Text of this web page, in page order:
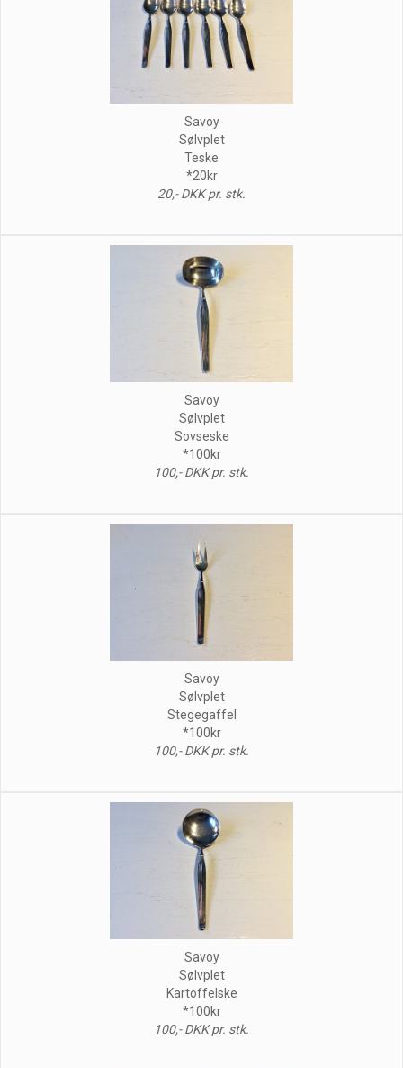
Savoy
Sølvplet
Teske
*20kr
20,- DKK pr. stk.
Savoy
Sølvplet
Sovseske
*100kr
100,- DKK pr. stk.
Savoy
Sølvplet
Stegegaffel
*100kr
100,- DKK pr. stk.
Savoy
Sølvplet
Kartoffelske
*100kr
100,- DKK pr. stk.